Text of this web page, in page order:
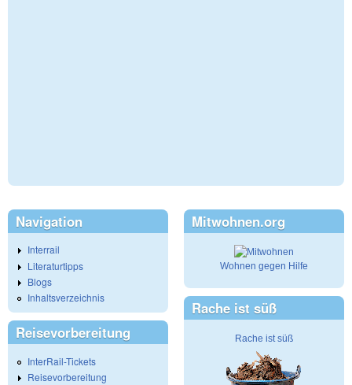
Navigation
Interrail
Literaturtipps
Blogs
Inhaltsverzeichnis
Reisevorbereitung
InterRail-Tickets
Reisevorbereitung
Mitwohnen.org
Wohnen gegen Hilfe
Rache ist süß
Rache ist süß